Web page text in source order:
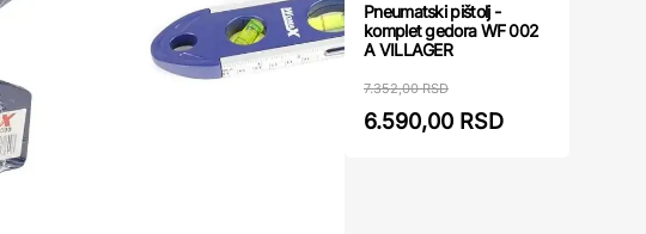
Pneumatski pištolj -
komplet gedora WF 002
A VILLAGER
7.352,00 RSD
6.590,00 RSD